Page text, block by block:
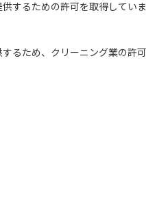
するための許可を取得していま
るため、クリーニング業の許可